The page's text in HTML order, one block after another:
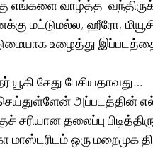
எங்களை வாழ்த்த
மட்டுமல்ல, ஹீரோ,
உழைத்து
யூகி சேது பேசியதாவது…
அப்படத்தின்
சரியான தலைப்பு
மாஸ்டரிடம் ஒரு